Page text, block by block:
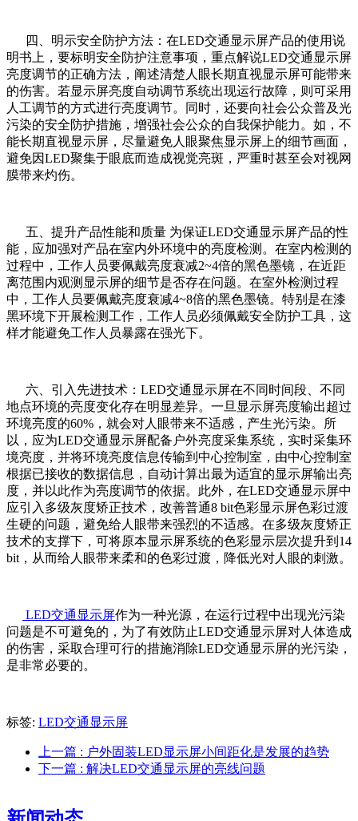
四、明示安全防护方法：在LED交通显示屏产品的使用说
明书上，要标明安全防护注意事项，重点解说LED交通显示屏
亮度调节的正确方法，阐述清楚人眼长期直视显示屏可能带来
的伤害。若显示屏亮度自动调节系统出现运行故障，则可采用
人工调节的方式进行亮度调节。同时，还要向社会公众普及光
污染的安全防护措施，增强社会公众的自我保护能力。如，不
能长期直视显示屏，尽量避免人眼聚焦显示屏上的细节画面，
避免因LED聚集于眼底而造成视觉亮斑，严重时甚至会对视网
膜带来灼伤。
五、提升产品性能和质量 为保证LED交通显示屏产品的性
能，应加强对产品在室内外环境中的亮度检测。在室内检测的
过程中，工作人员要佩戴亮度衰减2~4倍的黑色墨镜，在近距
离范围内观测显示屏的细节是否存在问题。在室外检测过程
中，工作人员要佩戴亮度衰减4~8倍的黑色墨镜。特别是在漆
黑环境下开展检测工作，工作人员必须佩戴安全防护工具，这
样才能避免工作人员暴露在强光下。
六、引入先进技术：LED交通显示屏在不同时间段、不同
地点环境的亮度变化存在明显差异。一旦显示屏亮度输出超过
环境亮度的60%，就会对人眼带来不适感，产生光污染。所
以，应为LED交通显示屏配备户外亮度采集系统，实时采集环
境亮度，并将环境亮度信息传输到中心控制室，由中心控制室
根据已接收的数据信息，自动计算出最为适宜的显示屏输出亮
度，并以此作为亮度调节的依据。此外，在LED交通显示屏中
应引入多级灰度矫正技术，改善普通8 bit色彩显示屏色彩过渡
生硬的问题，避免给人眼带来强烈的不适感。在多级灰度矫正
技术的支撑下，可将原本显示屏系统的色彩显示层次提升到14
bit，从而给人眼带来柔和的色彩过渡，降低光对人眼的刺激。
LED交通显示屏作为一种光源，在运行过程中出现光污染
问题是不可避免的，为了有效防止LED交通显示屏对人体造成
的伤害，采取合理可行的措施消除LED交通显示屏的光污染，
是非常必要的。
标签: LED交通显示屏
上一篇 : 户外固装LED显示屏小间距化是发展的趋势
下一篇 : 解决LED交通显示屏的亮线问题